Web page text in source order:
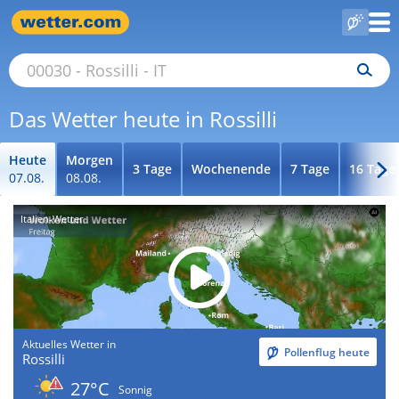
Das Wetter heute in Rossilli
Heute
07.08.
Morgen
08.08.
3 Tage Wochenende 7 Tage 16 Tage
Italien-Wetter
Aktuelles Wetter in
Rossilli Pollenflug heute
27°C
Sonnig